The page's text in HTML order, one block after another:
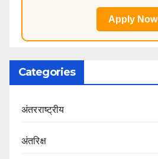
Apply Now
Categories
अंतरराष्ट्रीय
अंतरिक्ष